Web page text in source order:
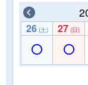
26 (土) 27 (日)